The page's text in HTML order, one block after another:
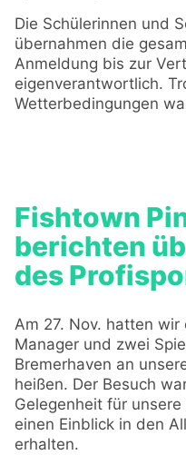
Die Schülerinnen und
übernahmen die
Anmeldung bis zur
eigenverantwortlich.
Wetterbedingungen
Fishtown
berichten
des
Am 27. Nov. hatten
Manager und zwei
Bremerhaven an
heißen. Der Besuch
Gelegenheit für
einen Einblick in den
erhalten.